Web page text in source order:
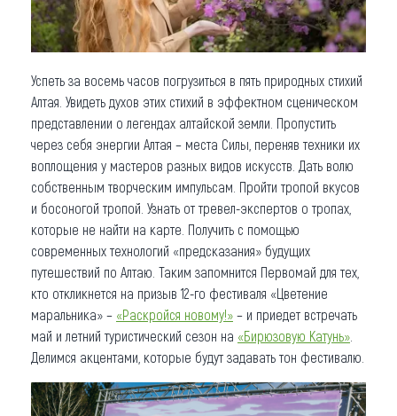
Успеть за восемь часов погрузиться в пять природных стихий
Алтая. Увидеть духов этих стихий в эффектном сценическом
представлении о легендах алтайской земли. Пропустить
через себя энергии Алтая – места Силы, переняв техники их
воплощения у мастеров разных видов искусств. Дать волю
собственным творческим импульсам. Пройти тропой вкусов
и босоногой тропой. Узнать от тревел-экспертов о тропах,
которые не найти на карте. Получить с помощью
современных технологий «предсказания» будущих
путешествий по Алтаю. Таким запомнится Первомай для тех,
кто откликнется на призыв 12-го фестиваля «Цветение
маральника» – «Раскройся новому!» – и приедет встречать
май и летний туристический сезон на «Бирюзовую Катунь»
Делимся акцентами, которые будут задавать тон фестивалю.